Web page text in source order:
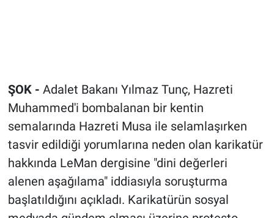
ŞOK - Adalet Bakanı Yılmaz Tunç, Hazreti
Muhammed'i bombalanan bir kentin
semalarında Hazreti Musa ile selamlaşırken
tasvir edildiği yorumlarına neden olan karikatür
hakkında LeMan dergisine "dini değerleri
alenen aşağılama" iddiasıyla soruşturma
başlatıldığını açıkladı. Karikatürün sosyal